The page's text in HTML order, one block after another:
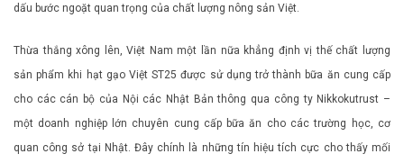
dấu bước ngoặt quan trọng của chất lượng nông sản Việt.
Thừa thắng xông lên, Việt Nam một lần nữa khẳng định vị thế chất lượng
sản phẩm khi hạt gạo Việt ST25 được sử dụng trở thành bữa ăn cung cấp
cho các cán bộ của Nội các Nhật Bản thông qua công ty Nikkokutrust –
một doanh nghiệp lớn chuyên cung cấp bữa ăn cho các trường học, cơ
quan công sở tại Nhật. Đây chính là những tín hiệu tích cực cho thấy mối